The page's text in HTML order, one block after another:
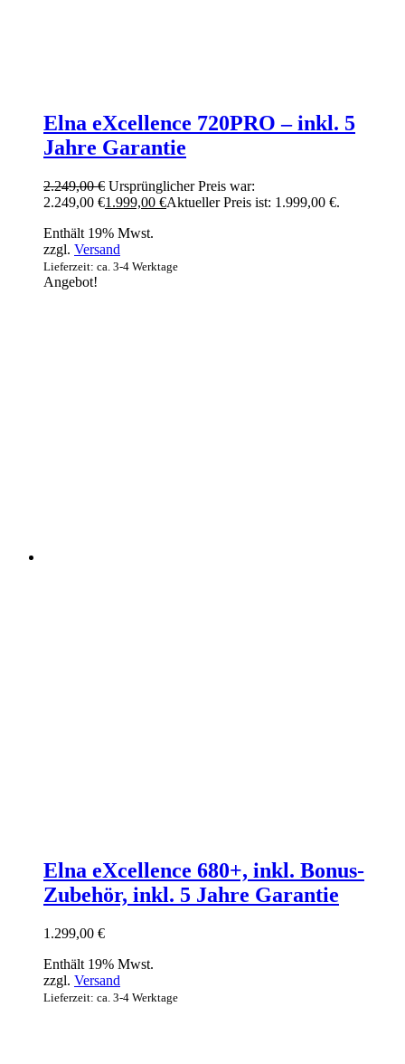
Elna eXcellence 720PRO – inkl. 5
Jahre Garantie
2.249,00€ Ursprünglicher Preis war:
2.249,00 €1.999,00 €Aktueller Preis ist: 1.999,00 €.
Enthält 19% Mwst.
zzgl. Versand
Lieferzeit: ca. 3-4 Werktage
Angebot!
Elna eXcellence 680+, inkl. Bonus-
Zubehör, inkl. 5 Jahre Garantie
1.299,00 €
Enthält 19% Mwst.
zzgl. Versand
Lieferzeit: ca. 3-4 Werktage